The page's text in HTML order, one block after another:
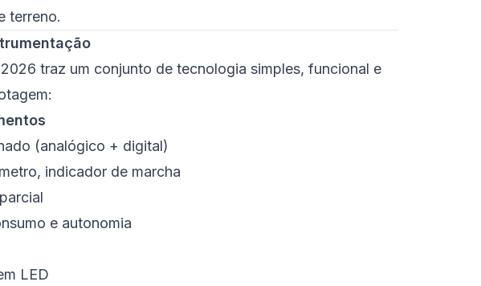
terreno.
traz um conjunto de tecnologia simples, funcional e
(analógico + digital)
indicador de marcha
e autonomia
LED